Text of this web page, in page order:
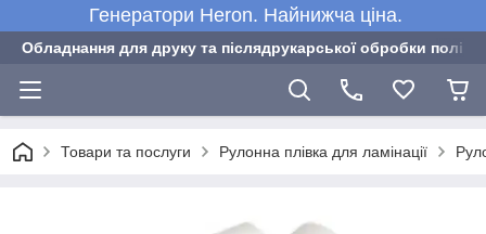
Генератори Heron. Найнижча ціна.
Обладнання для друку та післядрукарської обробки
Товари та послуги Рулонна плівка для ламінації